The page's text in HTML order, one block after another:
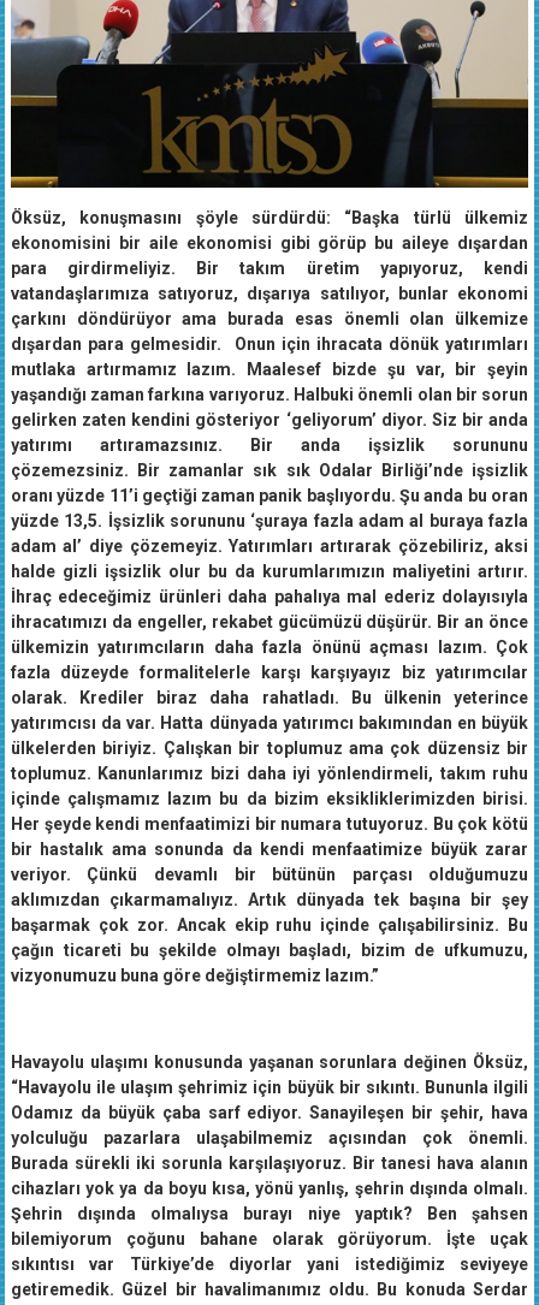
Öksüz, konuşmasını şöyle sürdürdü: “Başka türlü ülkemiz
ekonomisini bir aile ekonomisi gibi görüp bu aileye dışardan
para girdirmeliyiz. Bir takım üretim yapıyoruz, kendi
vatandaşlarımıza satıyoruz, dışarıya satılıyor, bunlar ekonomi
çarkını döndürüyor ama burada esas önemli olan ülkemize
dışardan para gelmesidir. Onun için ihracata dönük yatırımları
mutlaka artırmamız lazım. Maalesef bizde şu var, bir şeyin
yaşandığı zaman farkına varıyoruz. Halbuki önemli olan bir sorun
gelirken zaten kendini gösteriyor ‘geliyorum’ diyor. Siz bir anda
yatırımı artıramazsınız. Bir anda işsizlik sorununu
çözemezsiniz. Bir zamanlar sık sık Odalar Birliği’nde işsizlik
oranı yüzde 11’i geçtiği zaman panik başlıyordu. Şu anda bu oran
yüzde 13,5. İşsizlik sorununu ‘şuraya fazla adam al buraya fazla
adam al’ diye çözemeyiz. Yatırımları artırarak çözebiliriz, aksi
halde gizli işsizlik olur bu da kurumlarımızın maliyetini artırır.
İhraç edeceğimiz ürünleri daha pahalıya mal ederiz dolayısıyla
ihracatımızı da engeller, rekabet gücümüzü düşürür. Bir an önce
ülkemizin yatırımcıların daha fazla önünü açması lazım. Çok
fazla düzeyde formalitelerle karşı karşıyayız biz yatırımcılar
olarak. Krediler biraz daha rahatladı. Bu ülkenin yeterince
yatırımcısı da var. Hatta dünyada yatırımcı bakımından en büyük
ülkelerden biriyiz. Çalışkan bir toplumuz ama çok düzensiz bir
toplumuz. Kanunlarımız bizi daha iyi yönlendirmeli, takım ruhu
içinde çalışmamız lazım bu da bizim eksikliklerimizden birisi.
Her şeyde kendi menfaatimizi bir numara tutuyoruz. Bu çok kötü
bir hastalık ama sonunda da kendi menfaatimize büyük zarar
veriyor. Çünkü devamlı bir bütünün parçası olduğumuzu
aklımızdan çıkarmamalıyız. Artık dünyada tek başına bir şey
başarmak çok zor. Ancak ekip ruhu içinde çalışabilirsiniz. Bu
çağın ticareti bu şekilde olmayı başladı, bizim de ufkumuzu,
vizyonumuzu buna göre değiştirmemiz lazım.”
Havayolu ulaşımı konusunda yaşanan sorunlara değinen Öksüz,
“Havayolu ile ulaşım şehrimiz için büyük bir sıkıntı. Bununla ilgili
Odamız da büyük çaba sarf ediyor. Sanayileşen bir şehir, hava
yolculuğu pazarlara ulaşabilmemiz açısından çok önemli.
Burada sürekli iki sorunla karşılaşıyoruz. Bir tanesi hava alanın
cihazları yok ya da boyu kısa, yönü yanlış, şehrin dışında olmalı.
Şehrin dışında olmalıysa burayı niye yaptık? Ben şahsen
bilemiyorum çoğunu bahane olarak görüyorum. İşte uçak
sıkıntısı var Türkiye’de diyorlar yani istediğimiz seviyeye